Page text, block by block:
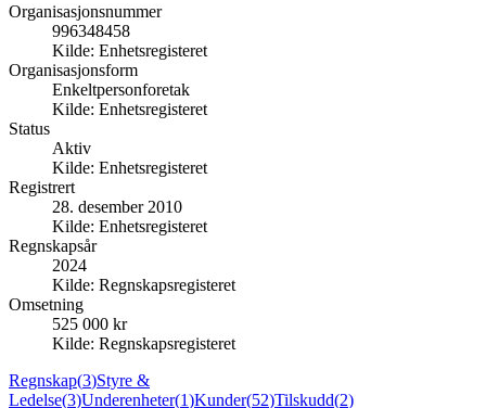
Organisasjonsnummer
996348458
Kilde: Enhetsregisteret
Organisasjonsform
Enkeltpersonforetak
Kilde: Enhetsregisteret
Status
Aktiv
Kilde: Enhetsregisteret
Registrert
28. desember 2010
Kilde: Enhetsregisteret
Regnskapsår
2024
Kilde: Regnskapsregisteret
Omsetning
525 000 kr
Kilde: Regnskapsregisteret
Regnskap(3)Styre &
Ledelse(3)Underenheter(1)Kunder(52)Tilskudd(2)